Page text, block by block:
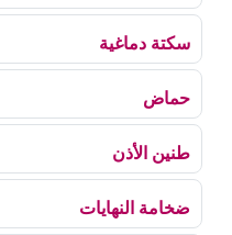
سكتة دماغية
حماض
طنين الأذن
ضخامة النهايات